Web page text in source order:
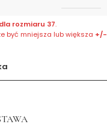
rozmiaru 37.
być mniejsza lub większa +/-